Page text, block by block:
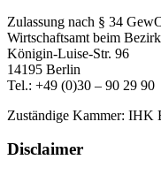
Zulassung nach § 34
Wirtschaftsamt beim
Königin-Luise-Str. 96
14195 Berlin
Tel.: +49 (0)30 – 90 29 90
Zuständige Kammer: IHK
Disclaimer